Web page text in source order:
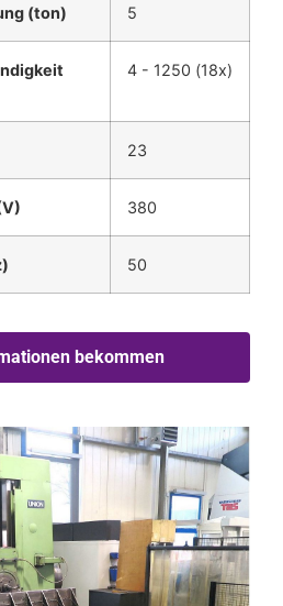
(ton) 5
4 - 1250 (18x)
23
380
50
bekommen